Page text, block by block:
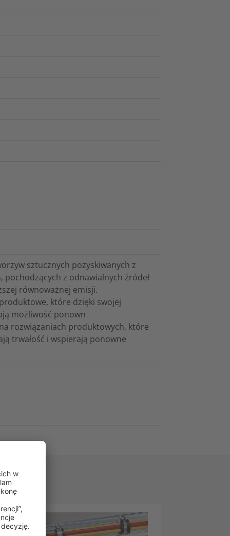
sztucznych pozyskiwanych z
z odnawialnych źródeł
równoważnej emisji.
które dzięki swojej
możliwość ponown
rozwiązaniach produktowych, które
trwałość i wspierają ponowne